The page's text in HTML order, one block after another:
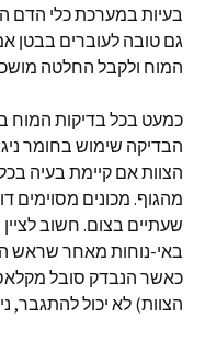
בעיות במערכת כלי הדם
גם טובה לעוברים בבטן
המוח ולקבל החלטה
כמעט בכל בדיקות המוח
הבדיקה שימוש בחומר
הצוות אם קיימת בעיה
מהגוף. מכונים מסוימים
שעתיים בצום. חשוב
באי-נוחות מאחר שראש
כאשר הנבדק סובל
הצוות) לא יכול